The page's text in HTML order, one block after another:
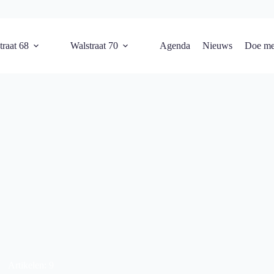
68 Walstraat 70 Agenda Nieuws Doe